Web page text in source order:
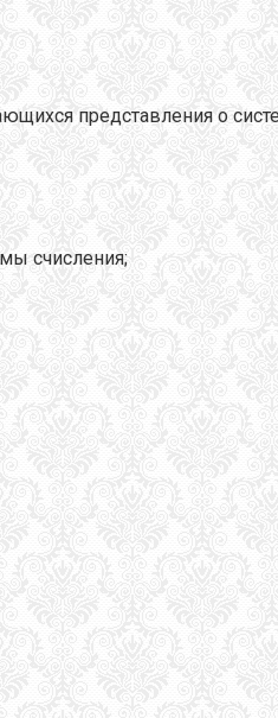
представления о
счисления;